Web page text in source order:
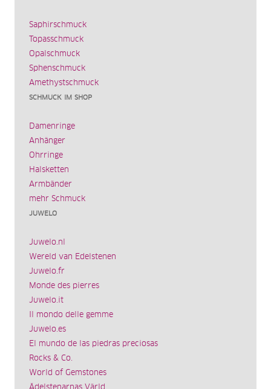
Saphirschmuck
Topasschmuck
Opalschmuck
Sphenschmuck
Amethystschmuck
SCHMUCK IM SHOP
Damenringe
Anhänger
Ohrringe
Halsketten
Armbänder
mehr Schmuck
JUWELO
Juwelo.nl
Wereld van Edelstenen
Juwelo.fr
Monde des pierres
Juwelo.it
Il mondo delle gemme
Juwelo.es
El mundo de las piedras preciosas
Rocks & Co.
World of Gemstones